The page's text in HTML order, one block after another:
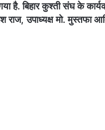
है. बिहार कुश्ती संघ के
राज, उपाध्यक्ष मो. मुस्तफा